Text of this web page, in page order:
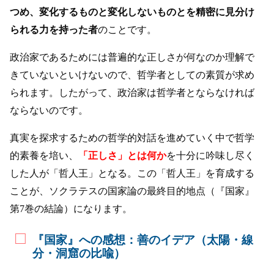
つめ、変化するものと変化しないものとを精密に見分け
られる力を持った者のことです。
政治家であるためには普遍的な正しさが何なのか理解で
きていないといけないので、哲学者としての素質が求め
られます。したがって、政治家は哲学者とならなければ
ならないのです。
真実を探求するための哲学的対話を進めていく中で哲学
的素養を培い、
「正しさ」とは何かを十分に吟味し尽く
した人が「哲人王」となる。この「哲人王」を育成する
ことが、ソクラテスの国家論の最終目的地点（『国家』
第7巻の結論）になります。
『国家』への感想：善のイデア（太陽・線
分・洞窟の比喩）